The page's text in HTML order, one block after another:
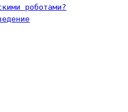
роботами?